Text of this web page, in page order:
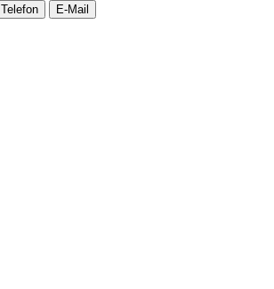
Telefon E-Mail